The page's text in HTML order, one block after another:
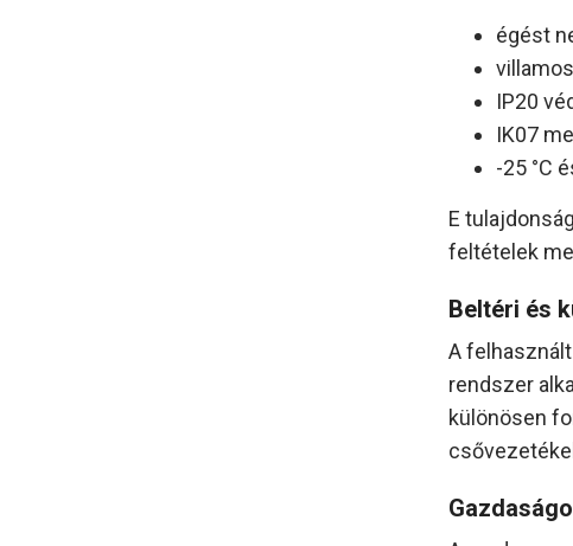
égést
IP20
IK07
-25 °C
E
feltételek
Beltéri és
A
rendszer
különösen